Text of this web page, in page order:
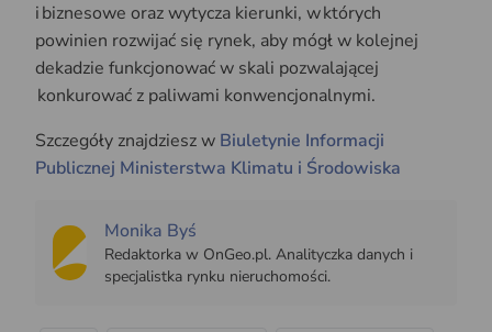
i biznesowe oraz wytycza kierunki, w których
powinien rozwijać się rynek, aby mógł w kolejnej
dekadzie funkcjonować w skali pozwalającej
konkurować z paliwami konwencjonalnymi.
Szczegóły znajdziesz w Biuletynie Informacji
Publicznej Ministerstwa Klimatu i Środowiska
Monika Byś
Redaktorka w OnGeo.pl. Analityczka danych i
specjalistka rynku nieruchomości.